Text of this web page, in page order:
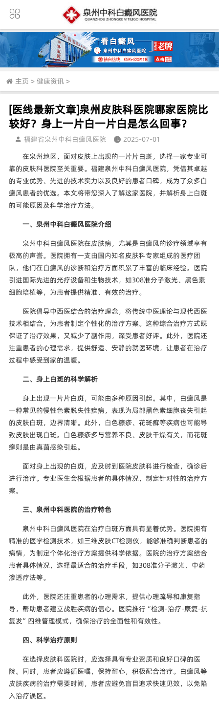
主页 > 健康资讯 >
[医线最新文章]泉州皮肤科医院哪家医院比
较好？身上一片白一片白是怎么回事？
福建省泉州中科白癜风医院
2025-07-01
在泉州地区，面对皮肤上出现的一片片白斑，选择一家专业可
靠的皮肤科医院至关重要。福建泉州中科白癜风医院，凭借其卓越
的专业优势、先进的技术实力以及良好的患者口碑，成为了众多白
癜风患者的优选。本文将带您深入了解这家医院，并解析身上白斑
的可能原因及科学治疗方法。
一、泉州中科白癜风医院介绍
泉州中科白癜风医院在皮肤病，尤其是白癜风的诊疗领域享有
极高的声誉。医院拥有一支由国内知名皮肤科专家组成的医疗团
队，他们在白癜风的诊断和治疗方面积累了丰富的临床经验。医院
引进国际先进的光疗设备和生物技术，如308准分子激光、黑色素
细胞培植等，为患者提供精准、有效的治疗。
医院倡导中西医结合的治疗理念，将传统中医理论与现代西医
技术相结合，为患者制定个性化的治疗方案。这种综合治疗方式既
保证了治疗效果，又减少了副作用，深受患者好评。此外，医院还
注重患者的心理需求，提供舒适、安静的就医环境，让患者在治疗
过程中感受到家的温暖。
二、身上白斑的科学解析
身上出现一片片白斑，可能由多种原因引起。其中，白癜风是
一种常见的慢性色素脱失性疾病，表现为局部黑色素细胞丧失引起
的皮肤白斑，边界清晰。此外，白色糠疹、花斑癣等疾病也可能导
致皮肤出现白斑。白色糠疹多与营养不良、皮肤干燥有关，而花斑
癣则是由真菌感染引起。
面对身上出现的白斑，应及时到医院皮肤科进行检查，确诊后
进行治疗。专业医生会根据患者的具体情况，制定针对性的治疗方
案。
三、泉州中科医院的治疗特色
泉州中科白癜风医院在治疗白斑方面具有显着优势。医院拥有
精准的医学检测技术，如三维皮肤CT检测仪，能够准确判断患者的
病情，为制定个体化治疗方案提供科学依据。医院的治疗方案结合
患者具体情况，选择最适合的治疗手段，如308准分子激光、中药
渗透疗法等。
此外，医院还注重患者的心理需求，提供心理疏导和康复指
导，帮助患者建立战胜疾病的信心。医院推行“检测-治疗-康复-抗
复发”四维管理模式，确保治疗的全面性和有效性。
四、科学治疗原则
在选择皮肤科医院时，应选择具有专业资质和良好口碑的医
院。同时，患者应遵循医嘱，保持耐心，积极配合治疗。白癜风等
皮肤疾病的治疗需要时间，患者应避免盲目追求快速见效，以免陷
入治疗误区。